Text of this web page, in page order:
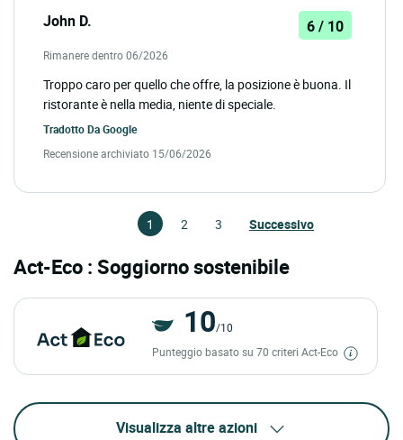
John D. 6 / 10
Rimanere dentro 06/2026
Troppo caro per quello che offre, la posizione è buona. Il
ristorante è nella media, niente di speciale.
Tradotto DaGoogle
Recensione archiviato 15/06/2026
1 2 3 Successivo
Act-Eco : Soggiorno sostenibile
10/10
Punteggio basato su 70 criteri Act-Eco
Visualizza altre azioni